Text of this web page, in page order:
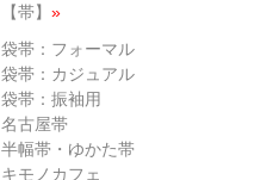
【帯】 »
袋帯：フォーマル
袋帯：カジュアル
袋帯：振袖用
名古屋帯
半幅帯・ゆかた帯
キモノカフェ